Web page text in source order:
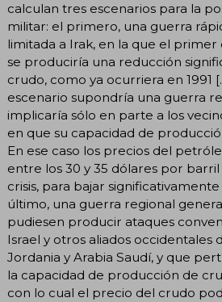
calculan tres escenarios para la
militar: el primero, una guerra
limitada a Irak, en la que el primer
se produciría una reducción
crudo, como ya ocurriera en 1991
escenario supondría una guerra
implicaría sólo en parte a los
en que su capacidad de
En ese caso los precios del
entre los 30 y 35 dólares por
crisis, para bajar significativamente
último, una guerra regional
pudiesen producir ataques
Israel y otros aliados occidentales
Jordania y Arabia Saudí, y que
la capacidad de producción de
con lo cual el precio del crudo